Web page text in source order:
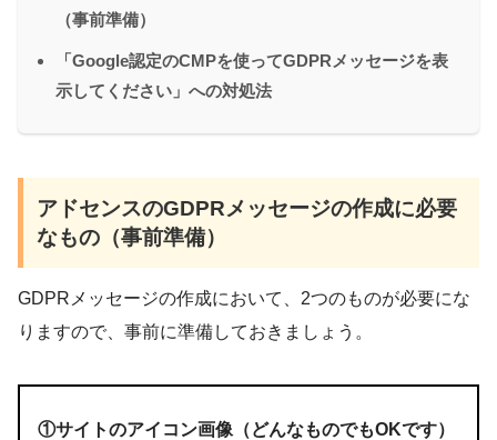
（事前準備）
「Google認定のCMPを使ってGDPRメッセージを表
示してください」への対処法
アドセンスのGDPRメッセージの作成に必要
なもの（事前準備）
GDPRメッセージの作成において、2つのものが必要にな
りますので、事前に準備しておきましょう。
①サイトのアイコン画像（どんなものでもOKです）